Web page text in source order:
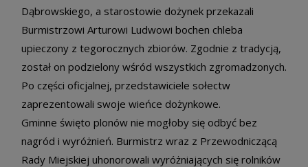
Dąbrowskiego, a starostowie dożynek przekazali
Burmistrzowi Arturowi Ludwowi bochen chleba
upieczony z tegorocznych zbiorów. Zgodnie z tradycją,
został on podzielony wśród wszystkich zgromadzonych.
Po części oficjalnej, przedstawiciele sołectw
zaprezentowali swoje wieńce dożynkowe.
Gminne święto plonów nie mogłoby się odbyć bez
nagród i wyróżnień. Burmistrz wraz z Przewodniczącą
Rady Miejskiej uhonorowali wyróżniających się rolników